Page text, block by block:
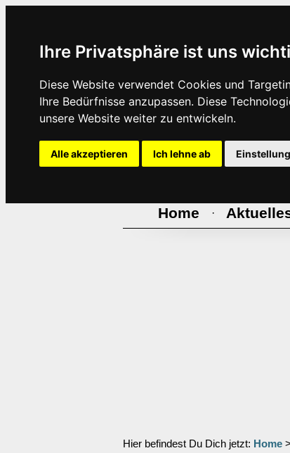
Ihre Privatsphäre ist uns
Diese Website verwendet Cookies und
Ihre Bedürfnisse anzupassen. Diese
unsere Website weiter zu entwickeln.
Alle akzeptieren Ich lehne ab
Home ·
Hier befindest Du Dich jetzt: Home >